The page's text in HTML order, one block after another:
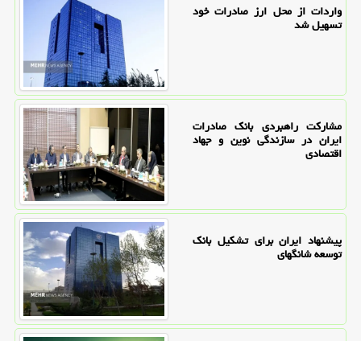
واردات از محل ارز صادرات خود
تسهیل شد
مشارکت راهبردی بانک صادرات
ایران در سازندگی نوین و جهاد
اقتصادی
پیشنهاد ایران برای تشکیل بانک
توسعه شانگهای